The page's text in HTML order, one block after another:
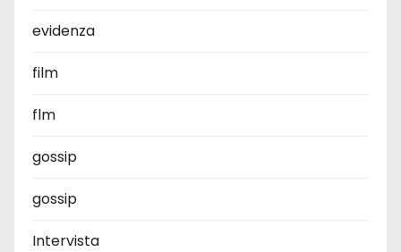
evidenza
film
flm
gossip
gossip
Intervista